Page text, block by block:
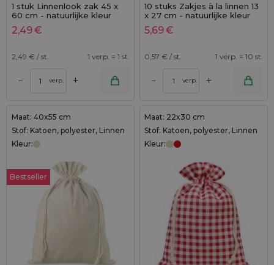
1 stuk Linnenlook zak 45 x
60 cm - natuurlijke kleur
2,49€
2,49 € / st. 1 verp. = 1 st.
– verp. +
10 stuks Zakjes à la linnen 13
x 27 cm - natuurlijke kleur
5,69€
0,57 € / st. 1 verp. = 10 st.
– verp. +
Maat: 40x55 cm
Stof: Katoen, polyester, Linnen
Kleur:
Bestseller
Maat: 22x30 cm
Stof: Katoen, polyester, Linnen
Kleur: